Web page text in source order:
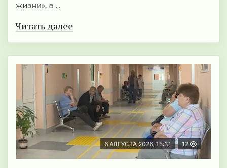
жизни», в ...
Читать далее
6 АВГУСТА 2026, 15:31 12